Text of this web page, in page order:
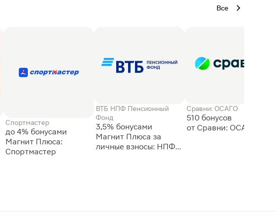
Все
Спортмастер
до 4% бонусами
Магнит Плюса:
Спортмастер
ВТБ НПФ Пенсионный
Фонд
3,5% бонусами
Магнит Плюса за
личные взносы: НПФ
Сравни: ОСАГО
510 бонусов